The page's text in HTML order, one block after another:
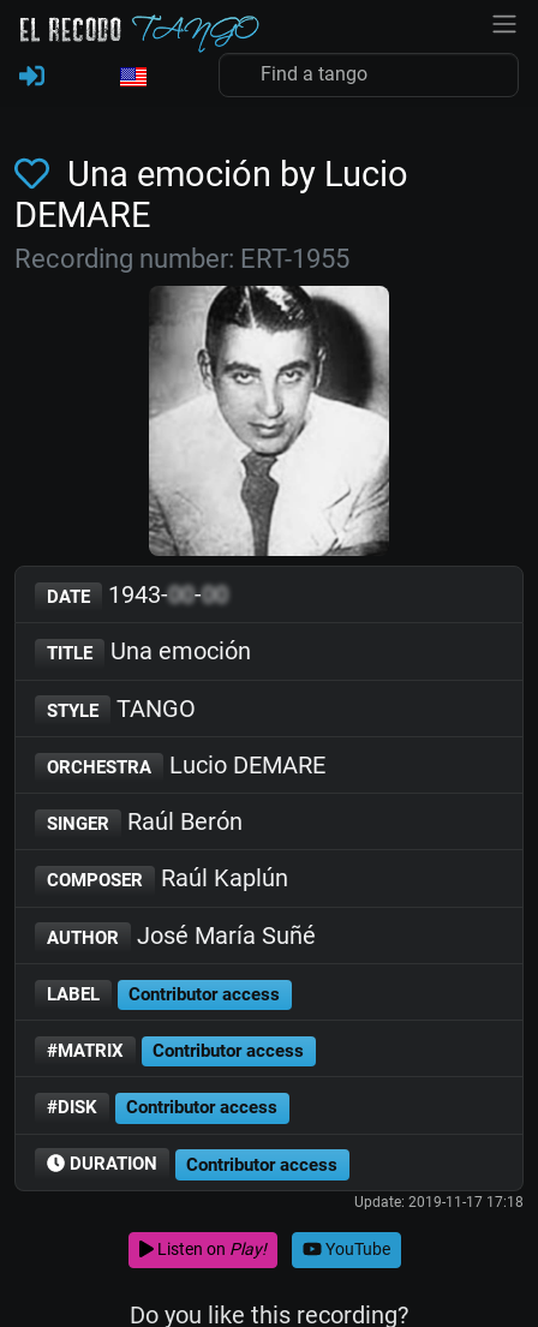
Una emoción by Lucio
DEMARE
Recording number: ERT-1955
DATE 1943-00-00
TITLE Una emoción
STYLE TANGO
ORCHESTRA Lucio DEMARE
SINGER Raúl Berón
COMPOSER Raúl Kaplún
AUTHOR José María Suñé
LABEL Contributor access
#MATRIX Contributor access
#DISK Contributor access
DURATION Contributor access
Update: 2019-11-17 17:18
Listen on Play! YouTube
Do you like this recording?